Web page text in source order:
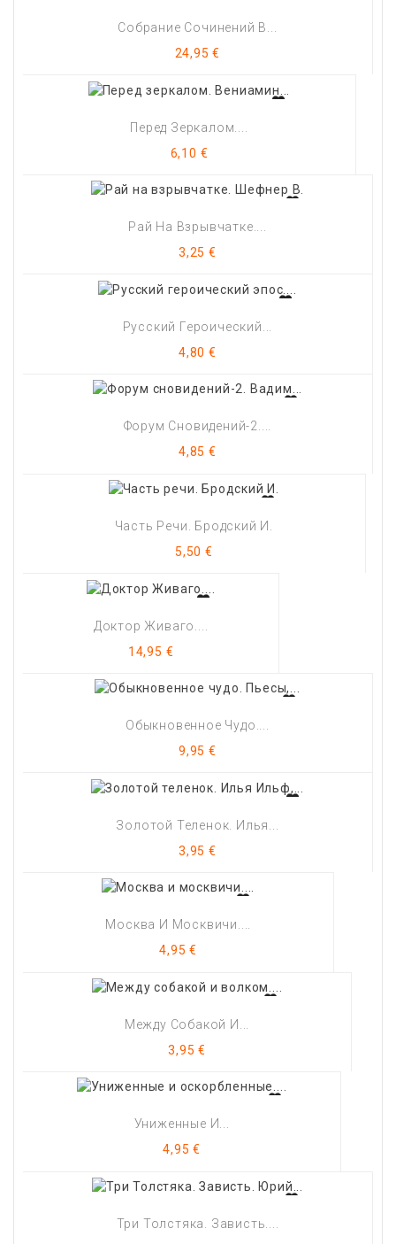
Собрание Сочинений В...
Цена
24,95 €
Перед Зеркалом....
Цена
6,10 €
Рай На Взрывчатке....
Цена
3,25 €
Русский Героический...
Цена
4,80 €
Форум Сновидений-2....
Цена
4,85 €
Часть Речи. Бродский И.
Цена
5,50 €
Доктор Живаго....
Цена
14,95 €
Обыкновенное Чудо....
Цена
9,95 €
Золотой Теленок. Илья...
Цена
3,95 €
Москва И Москвичи....
Цена
4,95 €
Между Собакой И...
Цена
3,95 €
Униженные И...
Цена
4,95 €
Три Толстяка. Зависть....